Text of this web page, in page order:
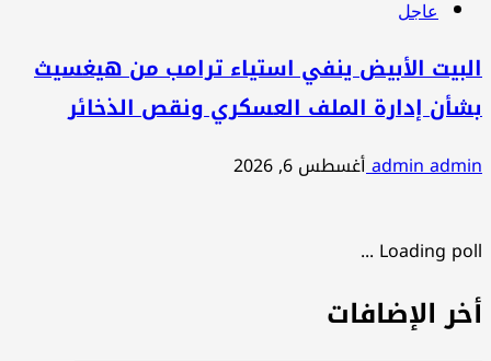
عاجل
البيت الأبيض ينفي استياء ترامب من هيغسيث
بشأن إدارة الملف العسكري ونقص الذخائر
admin adminأغسطس 6, 2026
Loading poll ...
أخر الإضافات